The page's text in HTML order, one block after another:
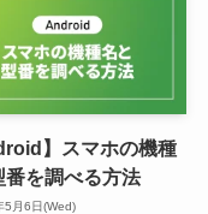
】スマホの機種
番を調べる方法
5月6日(Wed)